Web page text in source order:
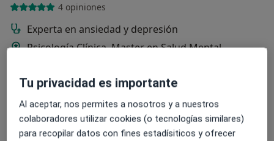
4 opiniones
Experta en ansiedad y depresión
Psicología Clínica, Master en Salud Mental
Dirección
Online
Alameda San Mamés 37-4ºdpto.7, Bilbao • Mapa
Tu privacidad es importante
Al aceptar, nos permites a nosotros y a nuestros
colaboradores utilizar cookies (o tecnologías similares)
para recopilar datos con fines estadísiticos y ofrecer